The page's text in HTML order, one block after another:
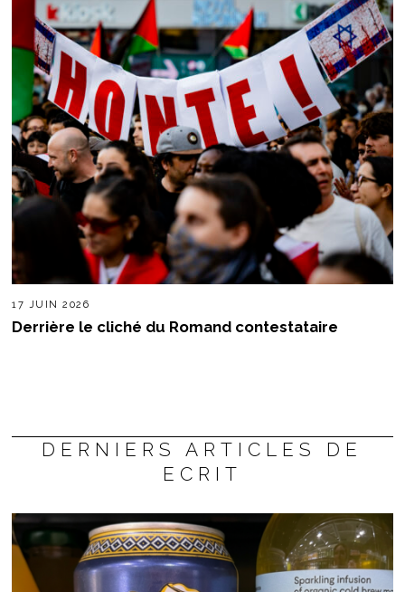
17 JUIN 2026
Derrière le cliché du Romand contestataire
DERNIERS ARTICLES DE
ECRIT